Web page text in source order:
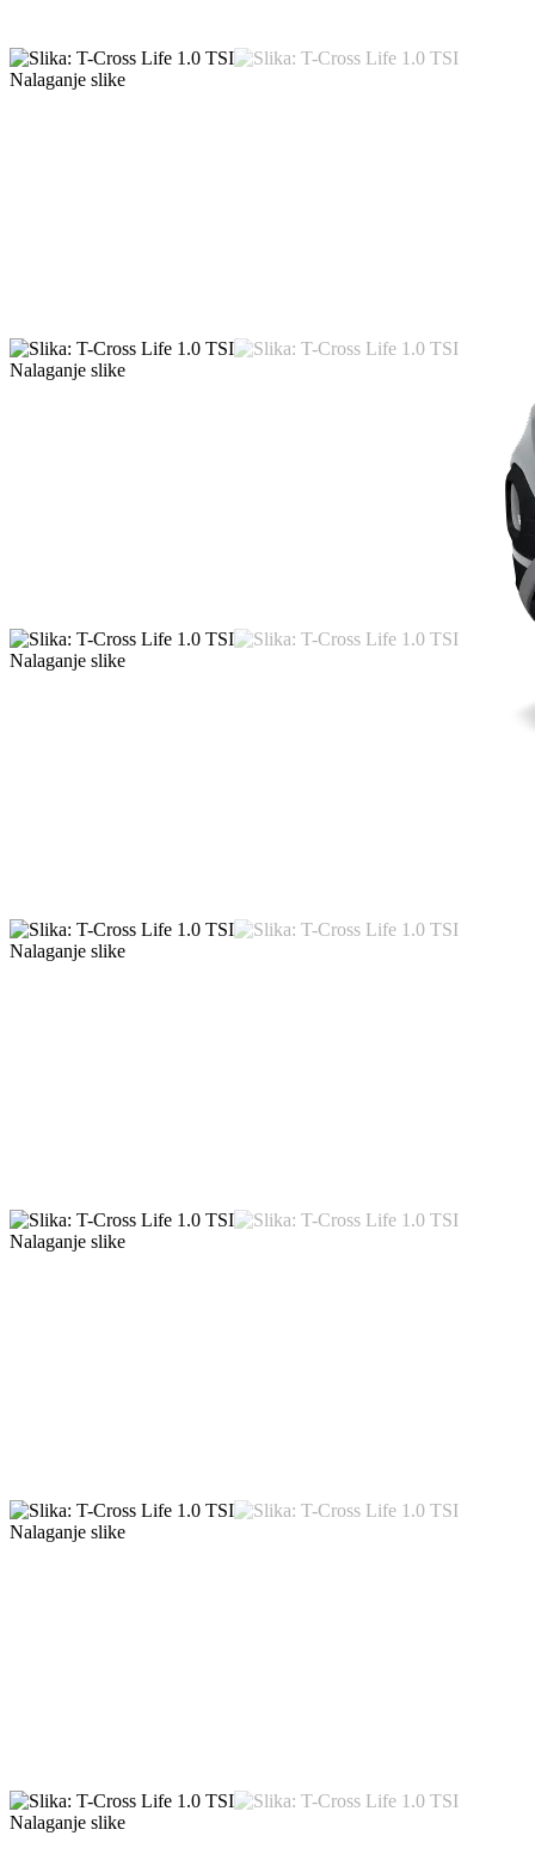
Nalaganje slike
Nalaganje slike
Nalaganje slike
Nalaganje slike
Nalaganje slike
Nalaganje slike
Nalaganje slike